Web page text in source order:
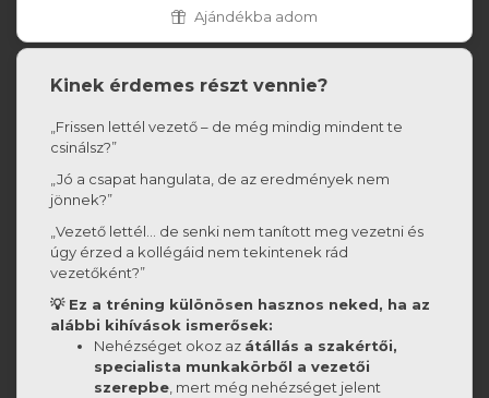
Ajándékba adom
Kinek érdemes részt vennie?
„Frissen lettél vezető – de még mindig mindent te
csinálsz?”
„Jó a csapat hangulata, de az eredmények nem
jönnek?”
„Vezető lettél… de senki nem tanított meg vezetni és
úgy érzed a kollégáid nem tekintenek rád
vezetőként?”
💡 Ez a tréning különösen hasznos neked, ha az
alábbi kihívások ismerősek:
Nehézséget okoz az átállás a szakértői,
specialista munkakörből a vezetői
szerepbe , mert még nehézséget jelent